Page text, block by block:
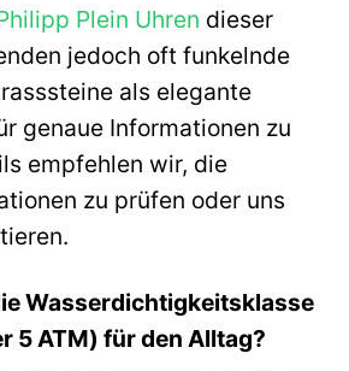
Plein Uhren dieser
jedoch oft funkelnde
als elegante
genaue Informationen zu
empfehlen wir, die
zu prüfen oder uns
Wasserdichtigkeitsklasse
5 ATM) für den Alltag?